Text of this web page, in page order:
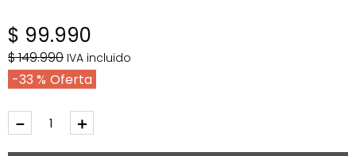
$ 99.990
$149.990 IVA incluido
33 %
＋
－